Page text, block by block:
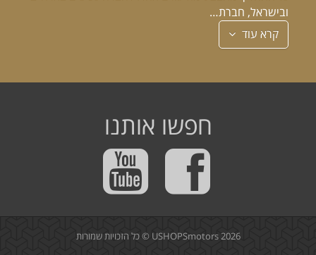
ובישראל, חברת…
קרא עוד
חפשו אותנו
USHOPSmotors2026 © כל הזכויות שמורות